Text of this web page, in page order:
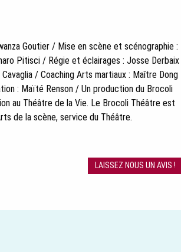
Goutier / Mise en scène et scénographie :
Pitisci / Régie et éclairages : Josse Derbaix
/ Coaching Arts martiaux : Maître Dong
: Maïté Renson / Un production du Brocoli
au Théâtre de la Vie. Le Brocoli Théâtre est
de la scène, service du Théâtre.
LAISSEZ NOUS UN AVIS !